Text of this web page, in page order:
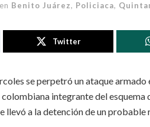
en Benito Juárez, Policiaca,
Twitter
se perpetró un ataque armado
integrante del esquema
llevó a la detención de un probable